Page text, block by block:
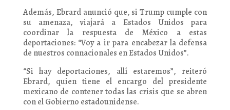
Además, Ebrard anunció que, si Trump cumple con
su amenaza, viajará a Estados Unidos para
coordinar la respuesta de México a estas
deportaciones: “Voy a ir para encabezar la defensa
de nuestros connacionales en Estados Unidos”.
“Si hay deportaciones, allí estaremos”, reiteró
Ebrard, quien tiene el encargo del presidente
mexicano de contener todas las crisis que se abren
con el Gobierno estadounidense.